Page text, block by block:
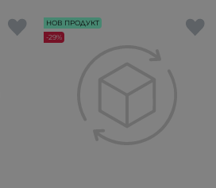
НОВ ПРОДУКТ
-29%